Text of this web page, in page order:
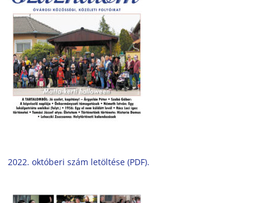
2022. októberi szám letöltése (PDF).